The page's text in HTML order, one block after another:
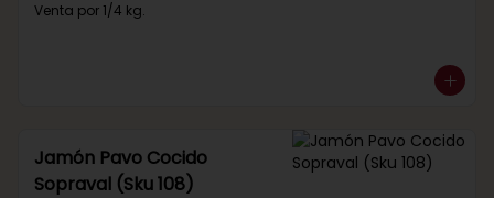
Venta por 1/4 kg.
Jamón Pavo Cocido
Sopraval (Sku 108)